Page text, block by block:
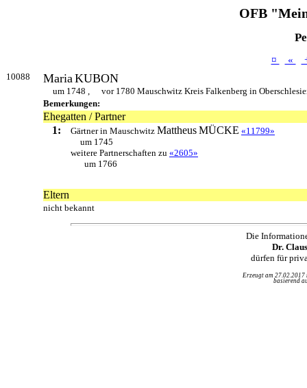
OFB
¤ «
10088 MariaKUBON
um 1748 ,
vor 1780 Mauschwitz Kreis Falkenberg in
Bemerkungen:
Ehegatten / Partner
1:
Gärtner in Mauschwitz MattheusMÜCKE «11799»
um 1745
weitere Partnerschaften zu «2605»
um 1766
Eltern
nicht bekannt
Die
Dr.
dürfen für
Erzeugt am
basierend